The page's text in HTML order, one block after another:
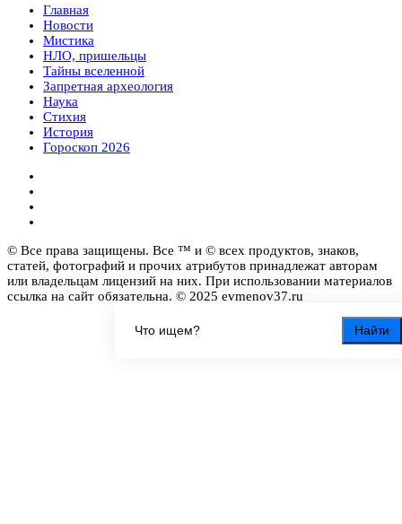
Найти
Главная
Новости
Мистика
НЛО, пришельцы
Тайны вселенной
Запретная археология
Наука
Стихия
История
Гороскоп 2026
© Все права защищены. Все ™ и © всех продуктов, знаков,
статей, фотографий и прочих атрибутов принадлежат авторам
или владельцам лицензий на них. При использовании материалов
ссылка на сайт обязательна. © 2025 evmenov37.ru